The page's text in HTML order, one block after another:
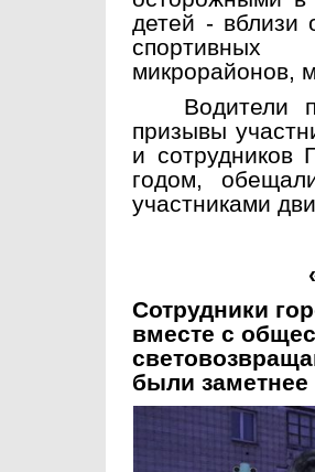
детей - вблизи
микрорайонов,
Водители
призывы
и
годом,
участниками
Сотрудники
вместе с
были заметнее